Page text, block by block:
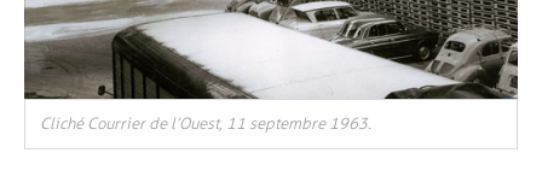
Cliché Courrier de l’Ouest, 11 septembre 1963.